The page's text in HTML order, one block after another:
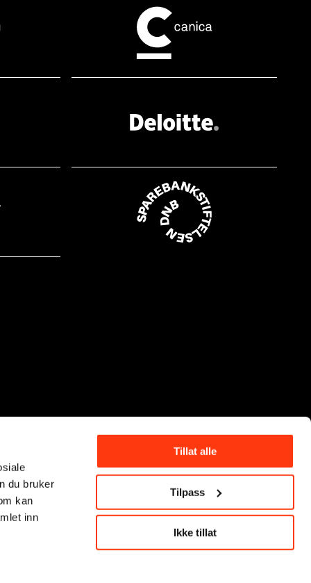
du bruker
kan
inn
Tillat alle
Tilpass
Ikke tillat